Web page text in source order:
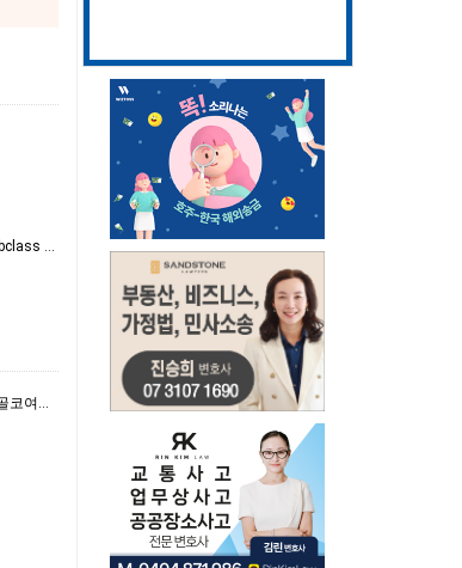
- 서호주(Western Australia) 주정부 스폰서 비자 (Subclass 190 & …
- [8/8 이번주 토요일] 와이너리투어+와인테이스팅+골코여행 함께 다녀오실 분????